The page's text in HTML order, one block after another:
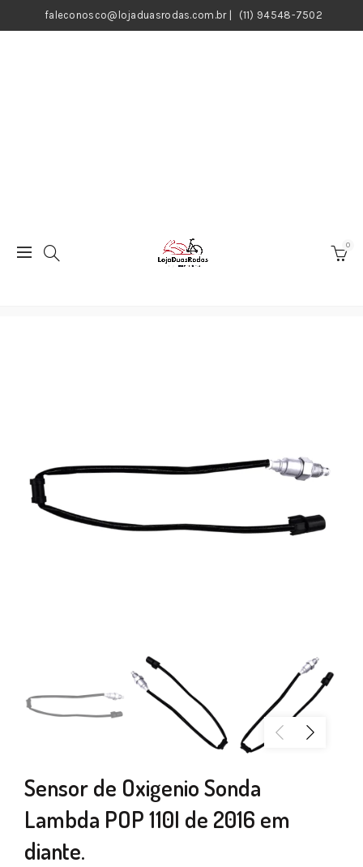
faleconosco@lojaduasrodas.com.br| (11) 94548-7502
0
Sensor de Oxigenio Sonda
Lambda POP 110I de 2016 em
diante.